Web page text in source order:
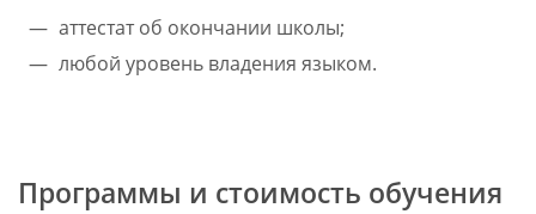
аттестат об окончании школы;
любой уровень владения языком.
Программы и стоимость обучения